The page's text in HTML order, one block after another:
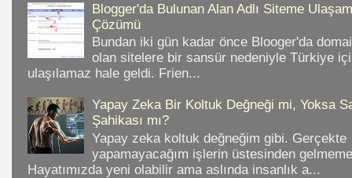
Blogger'da Bulunan Alan Adlı Siteme
Çözümü
Bundan iki gün kadar önce Blooger'da
olan sitelere bir sansür nedeniyle Türkiye
ulaşılamaz hale geldi. Frien...
Yapay Zeka Bir Koltuk Değneği mi, Yoksa
Şahikası mı?
Yapay zeka koltuk değneğim gibi. Gerçekte
yapamayacağım işlerin üstesinden
Hayatımızda yeni olabilir ama aslında insanlık a...